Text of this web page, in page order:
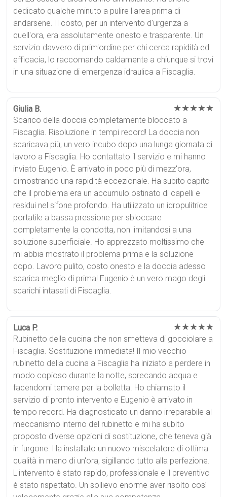
dedicato qualche minuto a pulire l'area prima di
andarsene. Il costo, per un intervento d'urgenza a
quell'ora, era assolutamente onesto e trasparente. Un
servizio davvero di prim'ordine per chi cerca rapidità ed
efficacia, lo raccomando caldamente a chiunque si trovi
in una situazione di emergenza idraulica a Fiscaglia.
Giulia B. ★★★★★
Scarico della doccia completamente bloccato a
Fiscaglia. Risoluzione in tempi record! La doccia non
scaricava più, un vero incubo dopo una lunga giornata di
lavoro a Fiscaglia. Ho contattato il servizio e mi hanno
inviato Eugenio. È arrivato in poco più di mezz'ora,
dimostrando una rapidità eccezionale. Ha subito capito
che il problema era un accumulo ostinato di capelli e
residui nel sifone profondo. Ha utilizzato un idropulitrice
portatile a bassa pressione per sbloccare
completamente la condotta, non limitandosi a una
soluzione superficiale. Ho apprezzato moltissimo che
mi abbia mostrato il problema prima e la soluzione
dopo. Lavoro pulito, costo onesto e la doccia adesso
scarica meglio di prima! Eugenio è un vero mago degli
scarichi intasati di Fiscaglia.
Luca P. ★★★★★
Rubinetto della cucina che non smetteva di gocciolare a
Fiscaglia. Sostituzione immediata! Il mio vecchio
rubinetto della cucina a Fiscaglia ha iniziato a perdere in
modo copioso durante la notte, sprecando acqua e
facendomi temere per la bolletta. Ho chiamato il
servizio di pronto intervento e Eugenio è arrivato in
tempo record. Ha diagnosticato un danno irreparabile al
meccanismo interno del rubinetto e mi ha subito
proposto diverse opzioni di sostituzione, che teneva già
in furgone. Ha installato un nuovo miscelatore di ottima
qualità in meno di un'ora, sigillando tutto alla perfezione.
L'intervento è stato rapido, professionale e il preventivo
è stato rispettato. Un sollievo enorme aver risolto così